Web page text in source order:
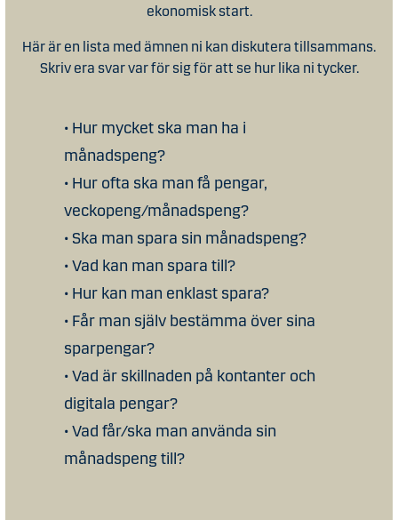
ekonomisk start.
Här är en lista med ämnen ni kan diskutera tillsammans.
Skriv era svar var för sig för att se hur lika ni tycker.
• Hur mycket ska man ha i
månadspeng?
• Hur ofta ska man få pengar,
veckopeng/månadspeng?
• Ska man spara sin månadspeng?
• Vad kan man spara till?
• Hur kan man enklast spara?
• Får man själv bestämma över sina
sparpengar?
• Vad är skillnaden på kontanter och
digitala pengar?
• Vad får/ska man använda sin
månadspeng till?